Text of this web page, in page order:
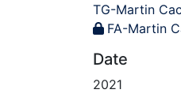
TG-Martin
FA-Martin
Date
2021